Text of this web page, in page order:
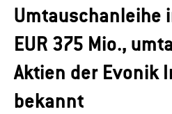
Umtauschanleihe
EUR 375 Mio.,
Aktien der Evonik
bekannt